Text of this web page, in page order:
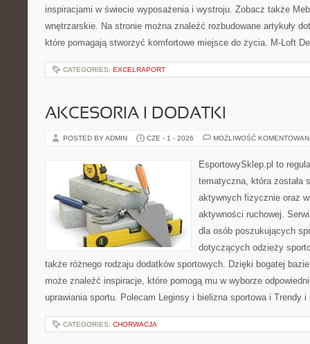
inspiracjami w świecie wyposażenia i wystroju. Zobacz także
wnętrzarskie. Na stronie można znaleźć rozbudowane artykuły
które pomagają stworzyć komfortowe miejsce do życia. M-Loft
CATEGORIES: EXCELRAPORT
AKCESORIA I DODATKI
POSTED BY ADMIN CZE - 1 - 2026 MOŻLIWOŚĆ
EsportowySklep.pl to
tematyczna, która została
aktywnych fizycznie oraz
aktywności ruchowej.
dla osób poszukujących
dotyczących odzieży
także różnego rodzaju dodatków sportowych. Dzięki bogatej
może znaleźć inspiracje, które pomogą mu w wyborze
uprawiania sportu. Polecam Leginsy i bielizna sportowa i Trendy
CATEGORIES: CHORWACJA